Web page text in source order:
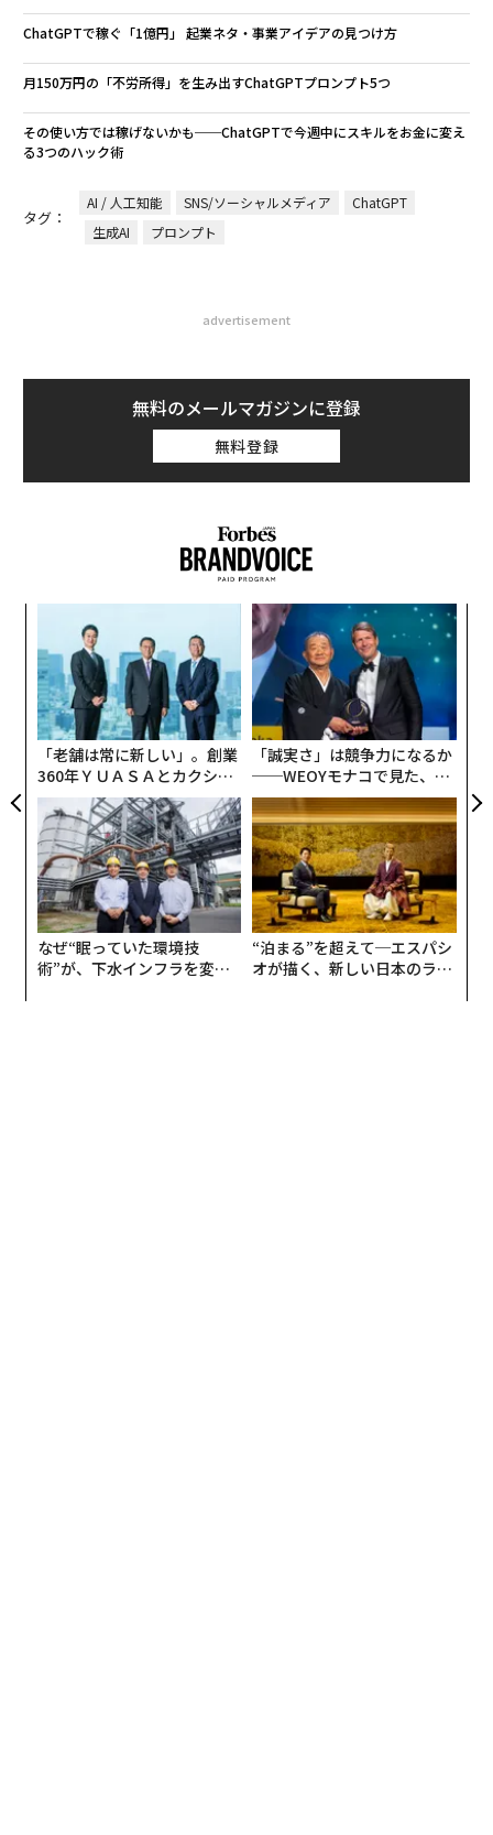
ChatGPTで稼ぐ「1億円」 起業ネタ・事業アイデアの見つけ方
月150万円の「不労所得」を生み出すChatGPTプロンプト5つ
その使い方では稼げないかも──ChatGPTで今週中にスキルをお金に変え
る3つのハック術
タグ：
AI / 人工知能 SNS/ソーシャルメディア
ChatGPT
生成AI
プロンプト
advertisement
無料のメールマガジンに登録
無料登録
「老舗は常に新しい」。創業
360年ＹＵＡＳＡとカクシン
CEO田尻望が語る、AIを超え
る人の価値
「誠実さ」は競争力になるか
──WEOYモナコで見た、く
ら寿司の経営哲学
なぜ“眠っていた環境技
術”が、下水インフラを変え
“泊まる”を超えて─エスパシ
オが描く、新しい日本のラグ